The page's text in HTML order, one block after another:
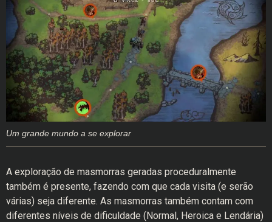
Um grande mundo a se explorar
A exploração de masmorras geradas proceduralmente
também é presente, fazendo com que cada visita (e serão
várias) seja diferente. As masmorras também contam com
diferentes níveis de dificuldade (Normal, Heroica e Lendária)